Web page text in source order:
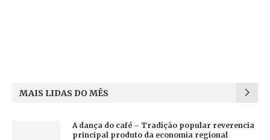
MAIS LIDAS DO MÊS
A dança do café – Tradição popular reverencia
principal produto da economia regional